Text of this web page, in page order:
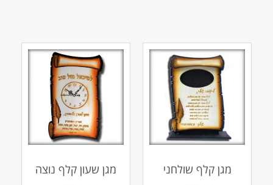
מגן קלף שולחני מגן שעון קלף נוצה